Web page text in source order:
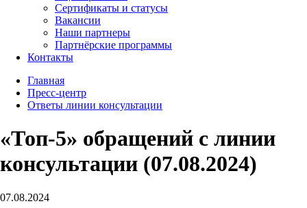
Сертификаты и статусы
Вакансии
Наши партнеры
Партнёрские программы
Контакты
Главная
Пресс-центр
Ответы линии консультации
«Топ-5» обращений с линии
консультации (07.08.2024)
07.08.2024